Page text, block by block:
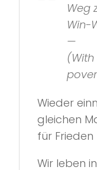
Weg
Win-
—
Wieder
gleichen
für
Wir leben